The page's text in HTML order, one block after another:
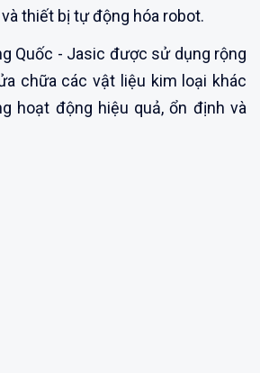
thiết bị tự động hóa robot.
Quốc - Jasic được sử dụng rộng
chữa các vật liệu kim loại khác
hoạt động hiệu quả, ổn định và